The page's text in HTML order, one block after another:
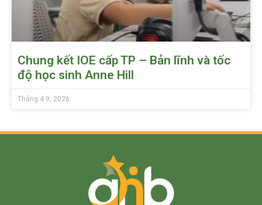
Chung kết IOE cấp TP – Bản lĩnh và tốc
độ học sinh Anne Hill
Tháng 4 9, 2026